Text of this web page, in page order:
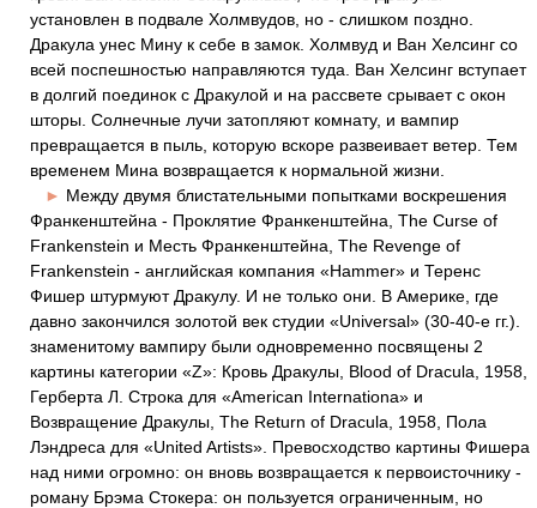
установлен в подвале Холмвудов, но - слишком поздно.
Дракула унес Мину к себе в замок. Холмвуд и Ван Хелсинг со
всей поспешностью направляются туда. Ван Хелсинг вступает
в долгий поединок с Дракулой и на рассвете срывает с окон
шторы. Солнечные лучи затопляют комнату, и вампир
превращается в пыль, которую вскоре развеивает ветер. Тем
временем Мина возвращается к нормальной жизни.
► Между двумя блистательными попытками воскрешения
Франкенштейна - Проклятие Франкенштейна, The Curse of
Frankenstein и Месть Франкенштейна, The Revenge of
Frankenstein - английская компания «Наmmеr» и Теренс
Фишер штурмуют Дракулу. И не только они. В Америке, где
давно закончился золотой век студии «Universal» (30-40-е гг.).
знаменитому вампиру были одновременно посвящены 2
картины категории «Z»: Кровь Дракулы, Blood of Dracula, 1958,
Герберта Л. Строка для «American Internationa» и
Возвращение Дракулы, The Return of Dracula, 1958, Пола
Лэндреса для «United Artists». Превосходство картины Фишера
над ними огромно: он вновь возвращается к первоисточнику -
роману Брэма Стокера: он пользуется ограниченным, но